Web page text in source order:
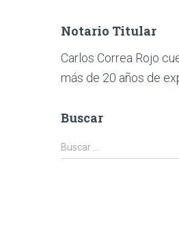
Notario Titular
Carlos Correa Rojo
más de 20 años de
Buscar
B
u
Buscar …